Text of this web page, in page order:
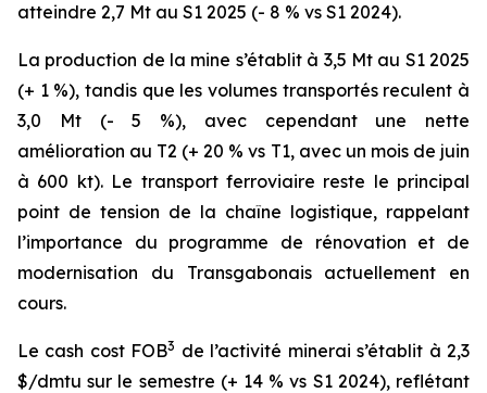
atteindre 2,7 Mt au S1 2025 (- 8 % vs S1 2024).
La production de la mine s’établit à 3,5 Mt au S1 2025
(+ 1 %), tandis que les volumes transportés reculent à
3,0 Mt (- 5 %), avec cependant une nette
amélioration au T2 (+ 20 % vs T1, avec un mois de juin
à 600 kt). Le transport ferroviaire reste le principal
point de tension de la chaîne logistique, rappelant
l’importance du programme de rénovation et de
modernisation du Transgabonais actuellement en
cours.
Le cash costFOB3 de l’activité minerai s’établit à 2,3
$/dmtu sur le semestre (+ 14 % vs S1 2024), reflétant